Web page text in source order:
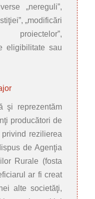
„nereguli”,
„modificări
eligibilitate sau
şi reprezentăm
producători de
rezilierea
de Agenţia
Rurale (fosta
ar fi creat
alte societăţi,